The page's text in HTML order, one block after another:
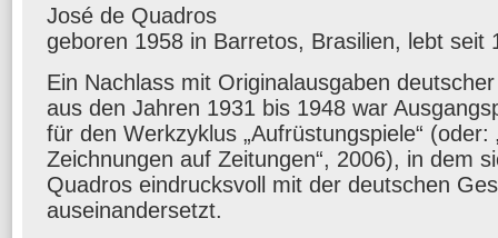
José de Quadros
geboren 1958 in Barretos, Brasilien, lebt seit
Ein Nachlass mit Originalausgaben
aus den Jahren 1931 bis 1948 war
für den Werkzyklus „Aufrüstungspiele“ (oder:
Zeichnungen auf Zeitungen“, 2006), in dem
Quadros eindrucksvoll mit der deutschen
auseinandersetzt.